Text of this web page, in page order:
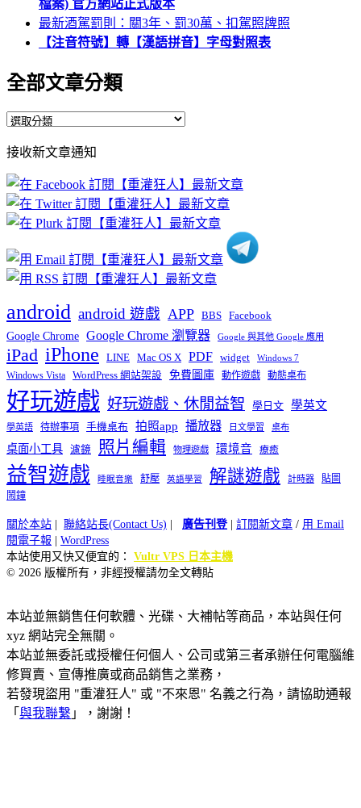
檔案) 官方網站正式版本
最新酒駕罰則：關3年、罰30萬、扣駕照牌照
【注音符號】轉【漢語拼音】字母對照表
全部文章分類
全
文
章
分
類
接收新文章通知
android android 遊戲 APP BBS Facebook
Google Chrome Google Chrome 瀏覽器 Google 與其他 Google 應用
iPad iPhone LINE Mac OS X PDF widget Windows 7
Windows Vista WordPress 網站架設 免費圖庫 動作遊戲 動態桌布
好玩遊戲 好玩遊戲、休閒益智 學日文 學英文
學英語 待辦事項 手機桌布 拍照app 播放器 日文學習 桌布
桌面小工具 濾鏡 照片編輯 物理遊戲 環境音 療癒
益智遊戲 睡眠音樂 舒壓 英語學習 解謎遊戲 計時器
貼圖
鬧鐘
關於本站 聯絡站長(Contact Us) 廣告刊登| 訂閱新文章 / 用 Email
閱電子報
WordPress
本站使用又快又便宜的： Vultr VPS 日本主機
© 2026 版權所有，非經授權請勿全文轉貼
本站並無銷售任何軟體、光碟、大補帖等商品，本站與任何
xyz 網站完全無關。
本站並無委託或授權任何個人、公司或第三者承辦任何電腦維
修買賣、宣傳推廣或商品銷售之業務，
若發現盜用 "重灌狂人" 或 "不來恩" 名義之行為，請協助通報
「 與我聯繫 」，謝謝！